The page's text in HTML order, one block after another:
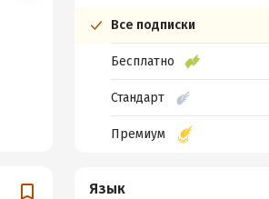
Все подписки
Бесплатно
Стандарт
Премиум
Язык